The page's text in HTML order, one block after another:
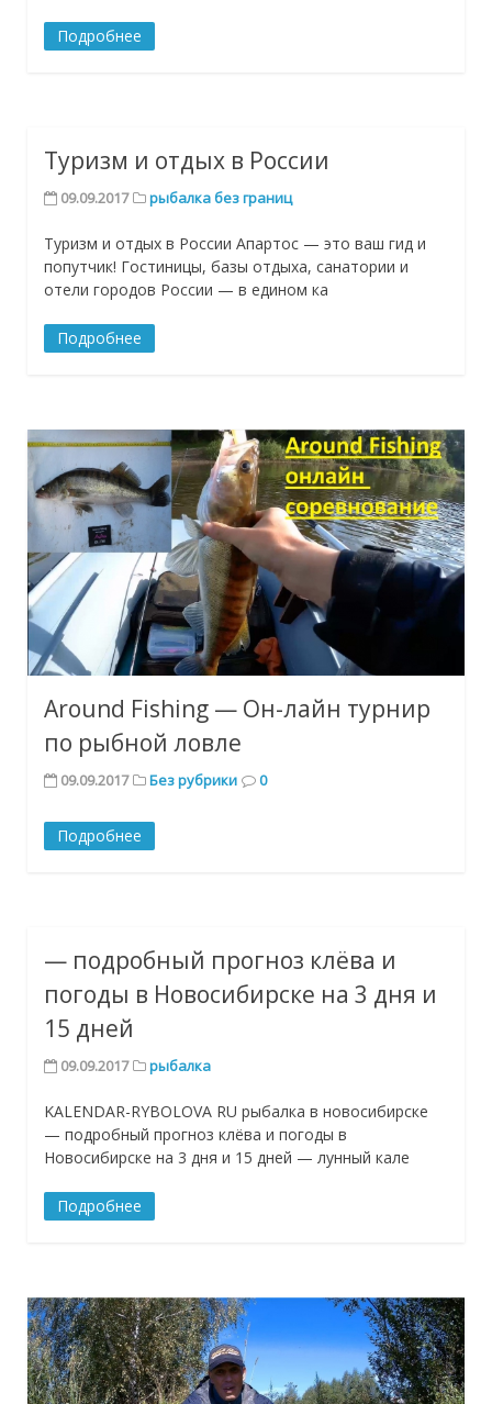
Подробнее
Туризм и отдых в России
09.09.2017 рыбалка без границ
Туризм и отдых в России Апартос — это ваш гид и
попутчик! Гостиницы, базы отдыха, санатории и
отели городов России — в едином ка
Подробнее
Around Fishing — Он-лайн турнир
по рыбной ловле
09.09.2017 Без рубрики 0
Подробнее
— подробный прогноз клёва и
погоды в Новосибирске на 3 дня и
15 дней
09.09.2017 рыбалка
KALENDAR-RYBOLOVA RU рыбалка в новосибирске
— подробный прогноз клёва и погоды в
Новосибирске на 3 дня и 15 дней — лунный кале
Подробнее